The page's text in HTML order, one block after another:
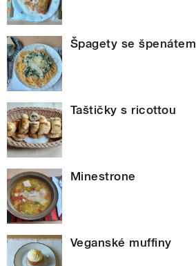
Špagety se špenátem
Taštičky s ricottou
Minestrone
Veganské muffiny